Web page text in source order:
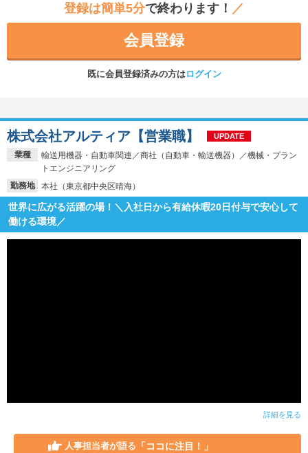
登録は簡単5分で終わります！ ／
会員登録
既に会員登録済みの方はログイン
業種
輸送用機器・自動車関連／商社（自動車・輸送機器）／機械・プラン
トエンジニアリング
勤務地
本社（東京都中央区晴海）
株式会社アルティア【営業職】 UPDATE
世界に広がる活躍の場！＼入社日から有給休暇20日付与で安心して
働ける環境／
詳細を見る
人事担当者が語る 「ココに注目！」